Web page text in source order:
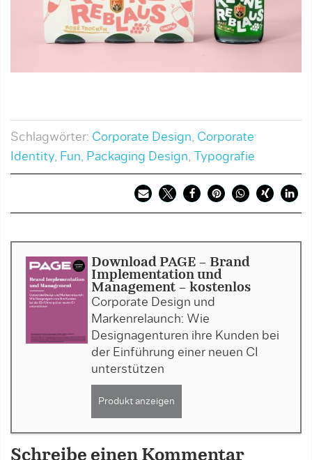
Schlagwörter: Corporate Design, Corporate
Identity, Fun, Packaging Design, Typografie
Download PAGE - Brand
Implementation und
Management - kostenlos
Corporate Design und
Markenrelaunch: Wie
Designagenturen ihre Kunden bei
der Einführung einer neuen CI
unterstützen
Produkt anzeigen
Schreibe einen Kommentar